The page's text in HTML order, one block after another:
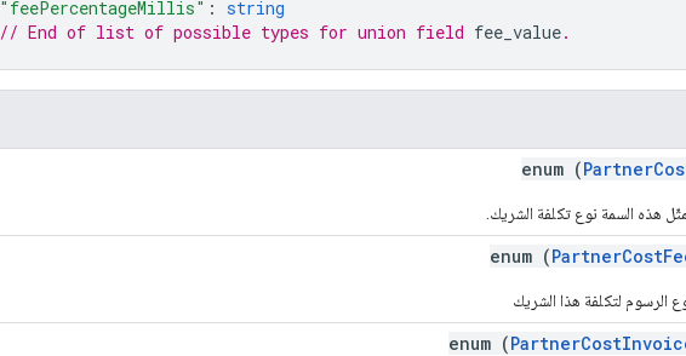
"feePercentageMillis" : string
// End of list of possible types for union field fee_value.
enum (
هذه السمة نوع تكلفة الشريك.
enum (
الرسوم لتكلفة هذا الشريك
enum (